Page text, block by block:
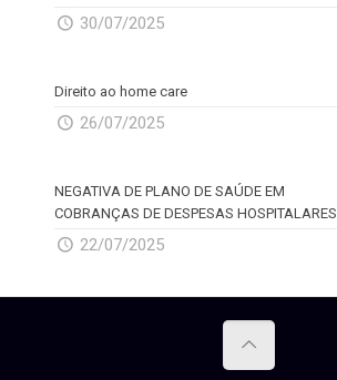
30/07/2025
Direito ao home care
26/07/2025
NEGATIVA DE PLANO DE SAÚDE EM
COBRANÇAS DE DESPESAS HOSPITALARES
22/07/2025